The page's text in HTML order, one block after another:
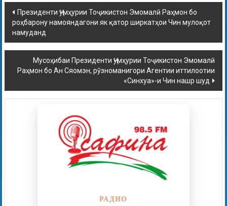
Президенти Ҷумҳурии Тоҷикистон Эмомалӣ Раҳмон бо
роҳбарону намояндагони як қатор ширкатҳои Чин мулоқот
намуданд
Мусоҳибаи Президенти Ҷумҳурии Тоҷикистон Эмомалӣ
Раҳмон бо Ан Сяомэн, рӯзноманигори Агентии иттилоотии
«Синхуа»-и Чин нашр шуд
РАДИО